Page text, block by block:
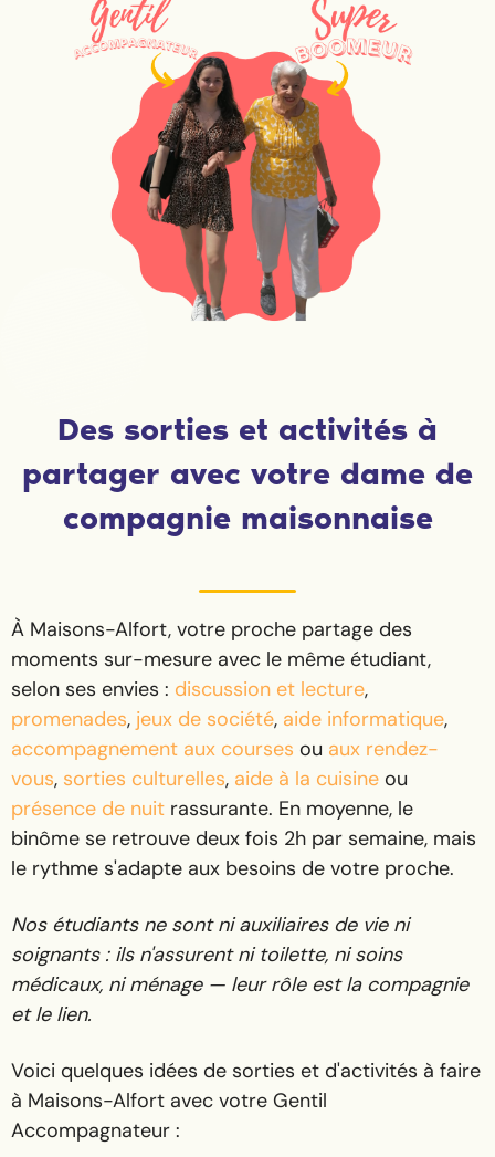
Des sorties et activités à
partager avec votre dame de
compagnie maisonnaise
À Maisons-Alfort, votre proche partage des
moments sur-mesure avec le même étudiant,
selon ses envies : discussion et lecture,
promenades, jeux de société, aide informatique,
accompagnement aux courses ou aux rendez-
vous, sorties culturelles, aide à la cuisine ou
présence de nuit rassurante. En moyenne, le
binôme se retrouve deux fois 2h par semaine, mais
le rythme s'adapte aux besoins de votre proche.
Nos étudiants ne sont ni auxiliaires de vie ni
soignants : ils n'assurent ni toilette, ni soins
médicaux, ni ménage — leur rôle est la compagnie
et le lien.
Voici quelques idées de sorties et d'activités à faire
à Maisons-Alfort avec votre Gentil
Accompagnateur :